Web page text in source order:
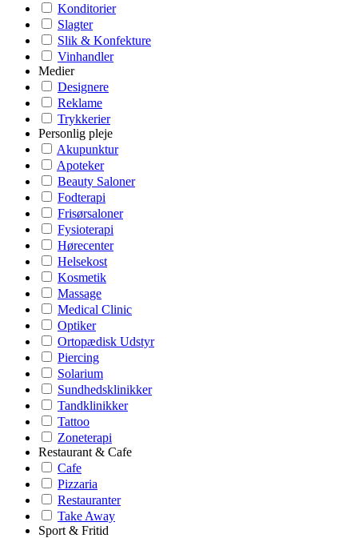
Konditorier
Slagter
Slik & Konfekture
Vinhandler
Medier
Designere
Reklame
Trykkerier
Personlig pleje
Akupunktur
Apoteker
Beauty Saloner
Fodterapi
Frisørsaloner
Fysioterapi
Hørecenter
Helsekost
Kosmetik
Massage
Medical Clinic
Optiker
Ortopædisk Udstyr
Piercing
Solarium
Sundhedsklinikker
Tandklinikker
Tattoo
Zoneterapi
Restaurant & Cafe
Cafe
Pizzaria
Restauranter
Take Away
Sport & Fritid